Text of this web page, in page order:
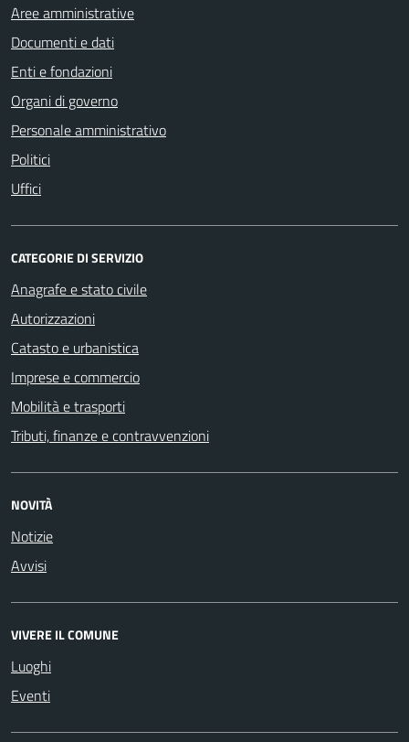
Aree amministrative
Documenti e dati
Enti e fondazioni
Organi di governo
Personale amministrativo
Politici
Uffici
CATEGORIE DI SERVIZIO
Anagrafe e stato civile
Autorizzazioni
Catasto e urbanistica
Imprese e commercio
Mobilità e trasporti
Tributi, finanze e contravvenzioni
NOVITÀ
Notizie
Avvisi
VIVERE IL COMUNE
Luoghi
Eventi